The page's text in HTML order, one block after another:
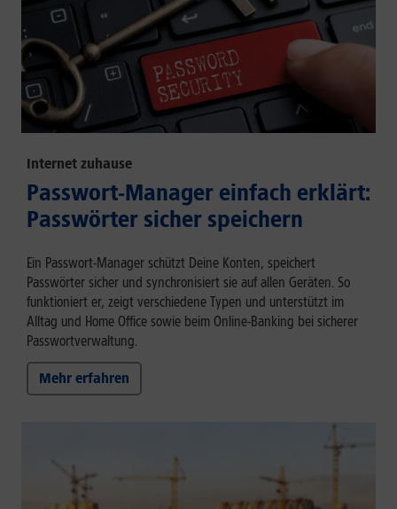
Internet zuhause
Passwort-Manager einfach erklärt:
Passwörter sicher speichern
Ein Passwort-Manager schützt Deine Konten, speichert
Passwörter sicher und synchronisiert sie auf allen Geräten. So
funktioniert er, zeigt verschiedene Typen und unterstützt im
Alltag und Home Office sowie beim Online-Banking bei sicherer
Passwortverwaltung.
Mehr erfahren